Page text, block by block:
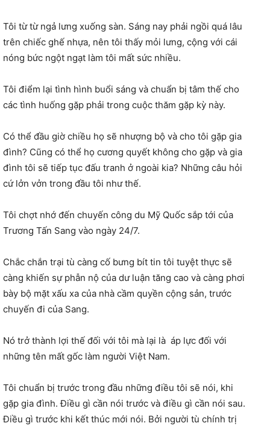
Tôi từ từ ngả lưng xuống sàn. Sáng nay phải ngồi quá lâu
trên chiếc ghế nhựa, nên tôi thấy mỏi lưng, cộng với cái
nóng bức ngột ngạt làm tôi mất sức nhiều.
Tôi điểm lại tình hình buổi sáng và chuẩn bị tâm thế cho
các tình huống gặp phải trong cuộc thăm gặp kỳ này.
Có thể đầu giờ chiều họ sẽ nhượng bộ và cho tôi gặp gia
đình? Cũng có thể họ cương quyết không cho gặp và gia
đình tôi sẽ tiếp tục đấu tranh ở ngoài kia? Những câu hỏi
cứ lởn vởn trong đầu tôi như thế.
Tôi chợt nhớ đến chuyến công du Mỹ Quốc sắp tới của
Trương Tấn Sang vào ngày 24/7.
Chắc chắn trại tù càng cố bưng bít tin tôi tuyệt thực sẽ
càng khiến sự phẫn nộ của dư luận tăng cao và càng phơi
bày bộ mặt xấu xa của nhà cầm quyền cộng sản, trước
chuyến đi của Sang.
Nó trở thành lợi thế đối với tôi mà lại là áp lực đối với
những tên mất gốc làm người Việt Nam.
Tôi chuẩn bị trước trong đầu những điều tôi sẽ nói, khi
gặp gia đình. Điều gì cần nói trước và điều gì cần nói sau.
Điều gì trước khi kết thúc mới nói. Bởi người tù chính trị